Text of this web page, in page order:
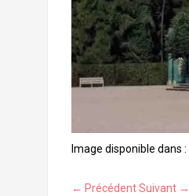
Image disponible dans :
← Précédent Suivant →